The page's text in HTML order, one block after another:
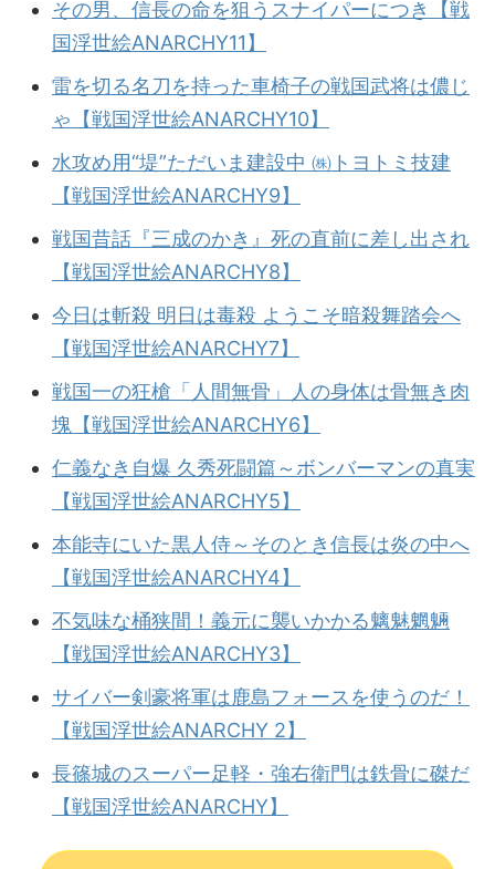
その男、信長の命を狙うスナイパーにつき【戦
国浮世絵ANARCHY11】
雷を切る名刀を持った車椅子の戦国武将は儂じ
ゃ【戦国浮世絵ANARCHY10】
水攻め用“堤”ただいま建設中 ㈱トヨトミ技建
【戦国浮世絵ANARCHY9】
戦国昔話『三成のかき』死の直前に差し出され
【戦国浮世絵ANARCHY8】
今日は斬殺 明日は毒殺 ようこそ暗殺舞踏会へ
【戦国浮世絵ANARCHY7】
戦国一の狂槍「人間無骨」人の身体は骨無き肉
塊【戦国浮世絵ANARCHY6】
仁義なき自爆 久秀死闘篇～ボンバーマンの真実
【戦国浮世絵ANARCHY5】
本能寺にいた黒人侍～そのとき信長は炎の中へ
【戦国浮世絵ANARCHY4】
不気味な桶狭間！義元に襲いかかる魑魅魍魎
【戦国浮世絵ANARCHY3】
サイバー剣豪将軍は鹿島フォースを使うのだ！
【戦国浮世絵ANARCHY 2】
長篠城のスーパー足軽・強右衛門は鉄骨に磔だ
【戦国浮世絵ANARCHY】